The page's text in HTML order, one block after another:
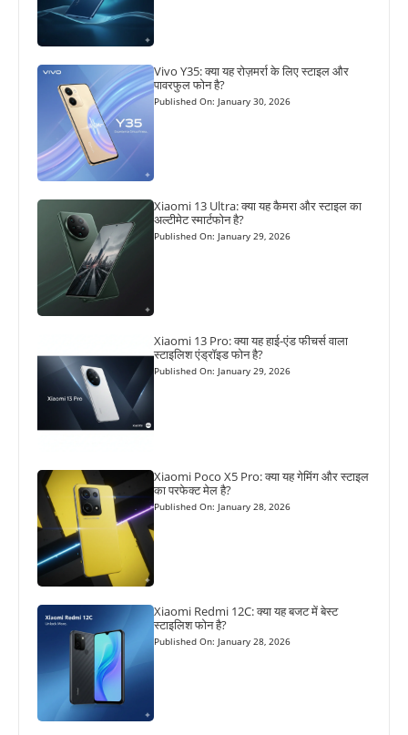
Vivo Y35: क्या यह रोज़मर्रा के लिए स्टाइल और
पावरफुल फोन है?
Published On: January 30, 2026
Xiaomi 13 Ultra: क्या यह कैमरा और स्टाइल का
अल्टीमेट स्मार्टफोन है?
Published On: January 29, 2026
Xiaomi 13 Pro: क्या यह हाई-एंड फीचर्स वाला
स्टाइलिश एंड्रॉइड फोन है?
Published On: January 29, 2026
Xiaomi Poco X5 Pro: क्या यह गेमिंग और स्टाइल
का परफेक्ट मेल है?
Published On: January 28, 2026
Xiaomi Redmi 12C: क्या यह बजट में बेस्ट
स्टाइलिश फोन है?
Published On: January 28, 2026